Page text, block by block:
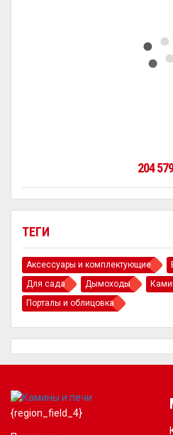
ТЕГИ
Аксессуары и комплектующие
Для сада
Дымоходы
Порталы и облицовка
204
{region_field_4}